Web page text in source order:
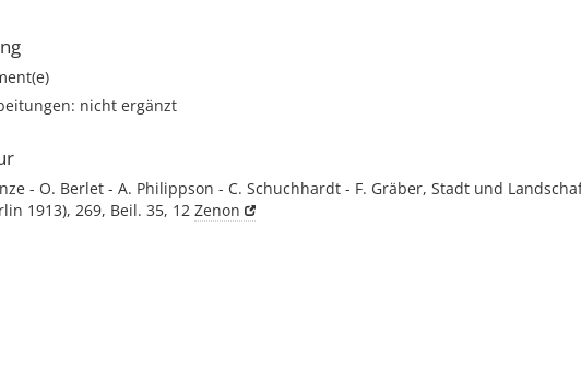
nicht ergänzt
- O. Berlet - A. Philippson - C. Schuchhardt - F. Gräber, Stadt und
1913), 269, Beil. 35, 12 Zenon